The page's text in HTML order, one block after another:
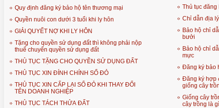
Quy định đăng ký bảo hộ tên thương mại
Quyền nuôi con dưới 3 tuổi khi ly hôn
GIẢI QUYẾT NỢ KHI LY HÔN
Tặng cho quyền sử dụng đất thì không phải nộp
thuế chuyển quyền sử dụng đất
THỦ TỤC TẶNG CHO QUYỀN SỬ DỤNG ĐẤT
THỦ TỤC XIN ĐÍNH CHÍNH SỔ ĐỎ
THỦ TỤC XIN CẤP LẠI SỔ ĐỎ KHI THAY ĐỔI
TÊN DOANH NGHIỆP
THỦ TỤC TÁCH THỬA ĐẤT
Thủ tục đăng
Chỉ dẫn địa
Bảo hộ chỉ
bưởi
Bảo hộ chỉ
mực
Đăng ký bảo
Đăng ký hợp
giống cây
Giống cây
cây trồng là